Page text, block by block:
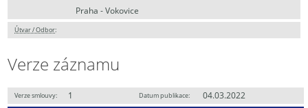
Praha - Vokovice
Útvar / Odbor:
Verze záznamu
Verze smlouvy: 1 Datum publikace:
04.03.2022